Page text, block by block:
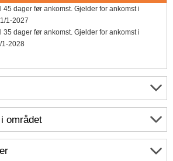
dager før ankomst. Gjelder for ankomst i
1-2027
dager før ankomst. Gjelder for ankomst i
1-2028
området